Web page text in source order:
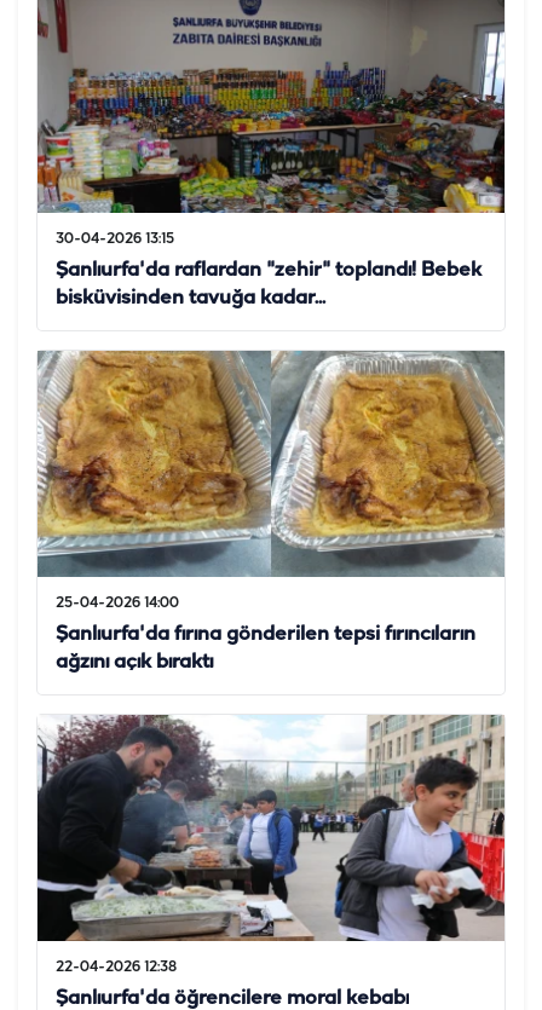
30-04-2026 13:15
Şanlıurfa'da raflardan "zehir" toplandı! Bebek
bisküvisinden tavuğa kadar...
25-04-2026 14:00
Şanlıurfa'da fırına gönderilen tepsi fırıncıların
ağzını açık bıraktı
22-04-2026 12:38
Şanlıurfa'da öğrencilere moral kebabı